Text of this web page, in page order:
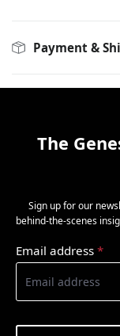
Payment &
The
Sign up for our
behind-the-scenes
Email address *